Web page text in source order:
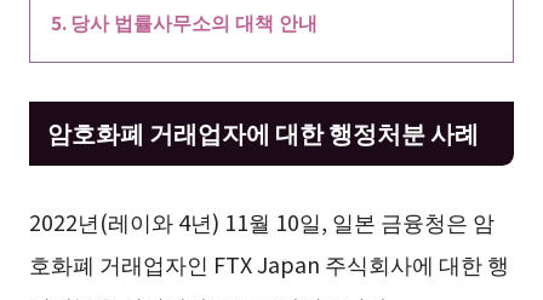
당사 법률사무소의 대책 안내
암호화폐 거래업자에 대한 행정처분 사례
2022년(레이와 4년) 11월 10일, 일본 금융청은 암
호화폐 거래업자인 FTX Japan 주식회사에 대한 행